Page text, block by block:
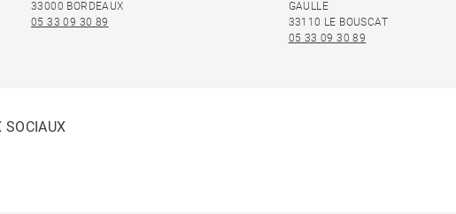
33000 BORDEAUX
05 33 09 30 89
GAULLE
33110 LE BOUSCAT
05 33 09 30 89
SOCIAUX